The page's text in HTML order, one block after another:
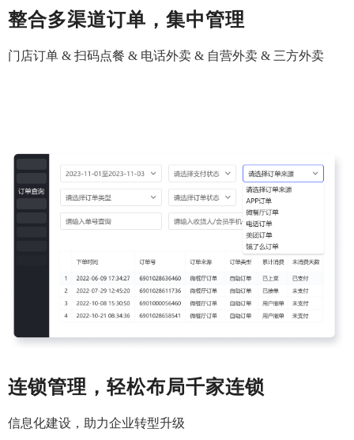
整合多渠道订单，集中管理
门店订单 & 扫码点餐 & 电话外卖 & 自营外卖 & 三方外卖
连锁管理，轻松布局千家连锁
信息化建设，助力企业转型升级